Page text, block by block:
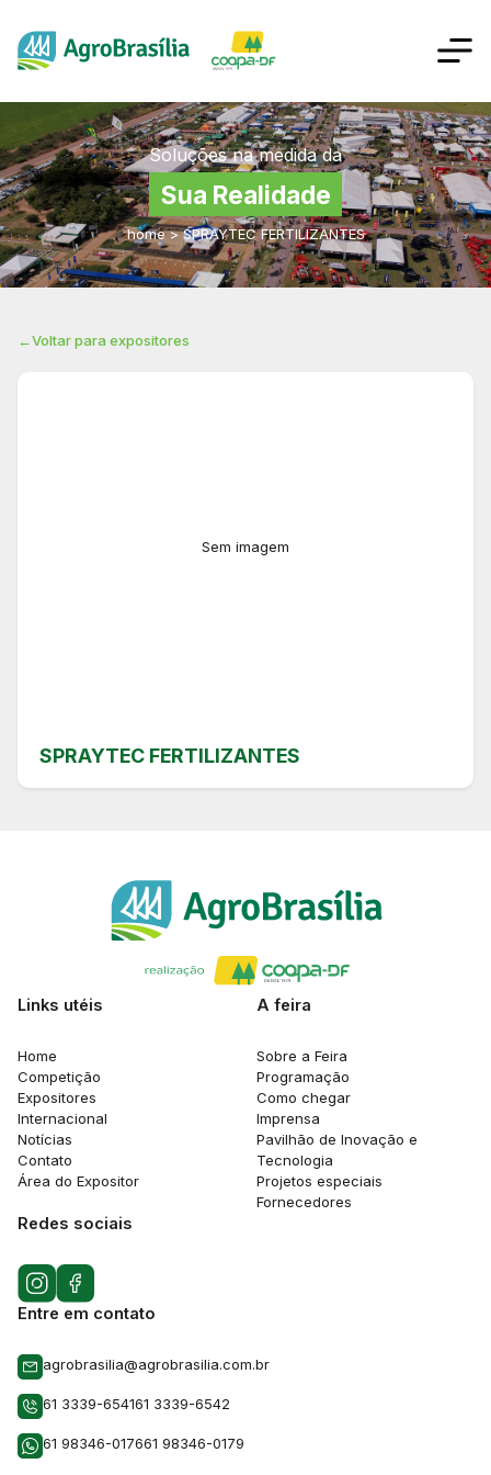
Soluções na medida da
Sua Realidade
home > SPRAYTEC FERTILIZANTES
←Voltar para expositores
Sem imagem
SPRAYTEC FERTILIZANTES
Links utéis
Home
Competição
Expositores
Internacional
Notícias
Contato
Área do Expositor
A feira
Sobre a Feira
Programação
Como chegar
Imprensa
Pavilhão de Inovação e
Tecnologia
Projetos especiais
Fornecedores
Redes sociais
Entre em contato
agrobrasilia@agrobrasilia.com.br
61 3339-654161 3339-6542
61 98346-017661 98346-0179